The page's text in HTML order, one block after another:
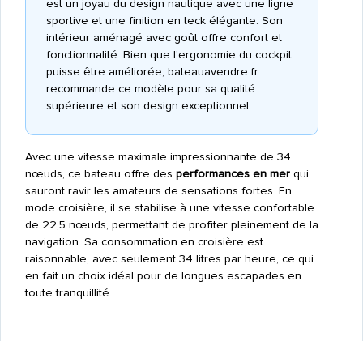
est un joyau du design nautique avec une ligne
sportive et une finition en teck élégante. Son
intérieur aménagé avec goût offre confort et
fonctionnalité. Bien que l'ergonomie du cockpit
puisse être améliorée, bateauavendre.fr
recommande ce modèle pour sa qualité
supérieure et son design exceptionnel.
Avec une vitesse maximale impressionnante de 34
nœuds, ce bateau offre des performances en merqui
sauront ravir les amateurs de sensations fortes. En
mode croisière, il se stabilise à une vitesse confortable
de 22,5 nœuds, permettant de profiter pleinement de la
navigation. Sa consommation en croisière est
raisonnable, avec seulement 34 litres par heure, ce qui
en fait un choix idéal pour de longues escapades en
toute tranquillité.